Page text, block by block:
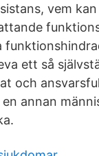
vem
ett så
och
annan